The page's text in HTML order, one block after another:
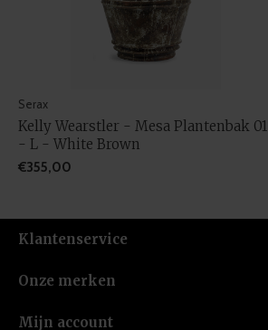
Serax
Kelly Wearstler - Mesa Plantenbak 01
- L - White Brown
€355,00
Klantenservice
Onze merken
Mijn account